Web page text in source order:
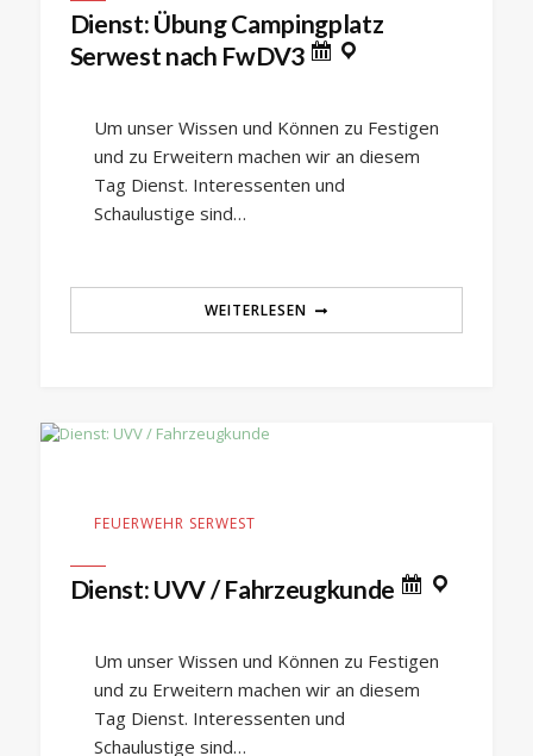
Dienst: Übung Campingplatz
Serwest nach FwDV3
Um unser Wissen und Können zu Festigen
und zu Erweitern machen wir an diesem
Tag Dienst. Interessenten und
Schaulustige sind…
WEITERLESEN
FEUERWEHR SERWEST
Dienst: UVV / Fahrzeugkunde
Um unser Wissen und Können zu Festigen
und zu Erweitern machen wir an diesem
Tag Dienst. Interessenten und
Schaulustige sind…